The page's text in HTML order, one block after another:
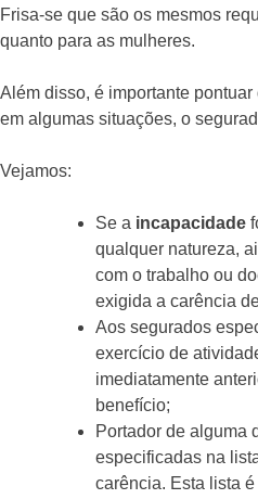
Frisa-se que são os mesmos
quanto para as mulheres.
Além disso, é importante
em algumas situações, o
Vejamos:
Se a incapacidade
qualquer natureza,
com o trabalho ou
exigida a carência
Aos segurados
exercício de
imediatamente
benefício;
Portador de alguma
especificadas na
carência. Esta lista